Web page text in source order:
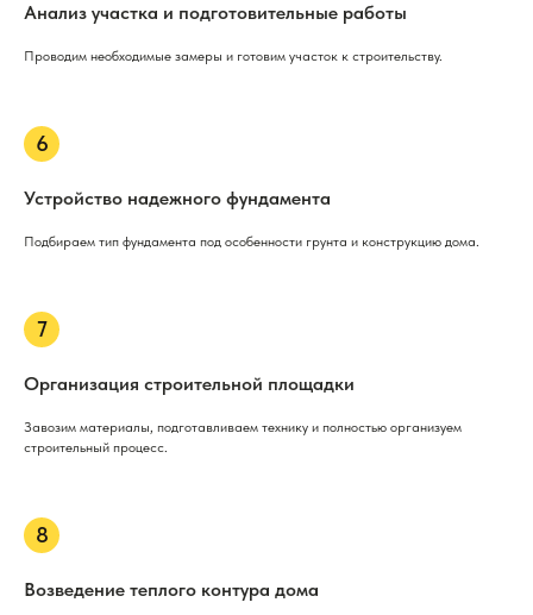
Анализ участка и подготовительные работы
Проводим необходимые замеры и готовим участок к строительству.
Устройство надежного фундамента
Подбираем тип фундамента под особенности грунта и конструкцию дома.
Организация строительной площадки
Завозим материалы, подготавливаем технику и полностью организуем
строительный процесс.
Возведение теплого контура дома